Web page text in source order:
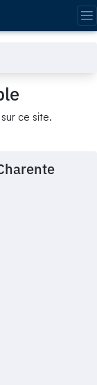
ce site.